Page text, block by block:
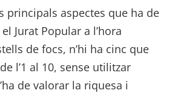
principals aspectes que ha de
Jurat Popular a l’hora
de focs, n’hi ha cinc que
l’1 al 10, sense utilitzar
de valorar la riquesa i